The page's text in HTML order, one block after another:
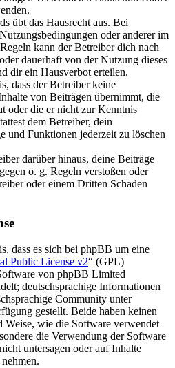
übt das Hausrecht aus. Bei
oder anderer im
kann der Betreiber dich nach
dauerhaft von der Nutzung dieses
dir ein Hausverbot erteilen.
dass der Betreiber keine
von Beiträgen übernimmt, die
oder die er nicht zur Kenntnis
dem Betreiber, dein
und Funktionen jederzeit zu löschen
darüber hinaus, deine Beiträge
o. g. Regeln verstoßen oder
oder einem Dritten Schaden
dass es sich bei phpBB um eine
Public License v2“ (GPL)
von phpBB Limited
deutschsprachige Informationen
Community unter
gestellt. Beide haben keinen
Weise, wie die Software verwendet
die Verwendung der Software
untersagen oder auf Inhalte